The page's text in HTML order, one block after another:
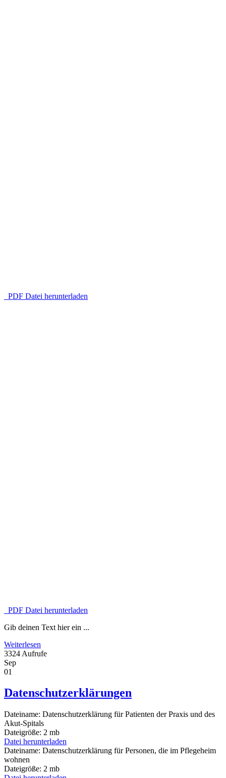
PDF Datei herunterladen
PDF Datei herunterladen
Gib deinen Text hier ein ...
Weiterlesen
3324 Aufrufe
Sep
01
Datenschutzerklärungen
Dateiname: Datenschutzerklärung für Patienten der Praxis und des
Akut-Spitals
Dateigröße: 2 mb
Datei herunterladen
Dateiname: Datenschutzerklärung für Personen, die im Pflegeheim
wohnen
Dateigröße: 2 mb